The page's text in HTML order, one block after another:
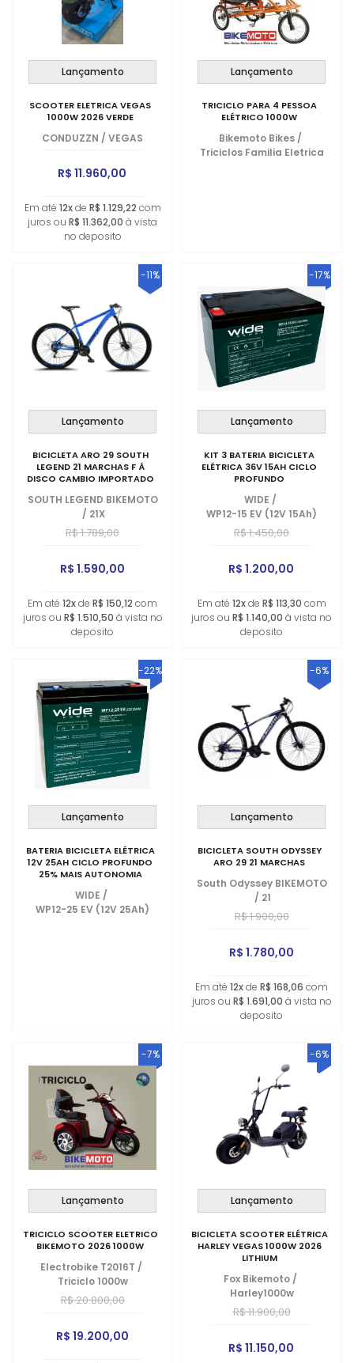
Lançamento
SCOOTER ELETRICA VEGAS
1000W 2026 VERDE
CONDUZZN / VEGAS
R$ 11.960,00
Em até 12xde R$ 1.129,22 com
juros ou R$ 11.362,00 à vista
no deposito
Lançamento
TRICICLO PARA 4 PESSOA
ELÉTRICO 1000W
Bikemoto Bikes /
Triciclos Familia Eletrica
-11%
Lançamento
BICICLETA ARO 29 SOUTH
LEGEND 21 MARCHAS F Á
DISCO CAMBIO IMPORTADO
SOUTH LEGEND BIKEMOTO
/ 21X
R$ 1.789,00
R$ 1.590,00
Em até 12xde R$ 150,12 com
juros ou R$ 1.510,50 à vista no
deposito
-17%
Lançamento
KIT 3 BATERIA BICICLETA
ELÉTRICA 36V 15AH CICLO
PROFUNDO
WIDE /
WP12-15 EV (12V 15Ah)
R$ 1.450,00
R$ 1.200,00
Em até 12xde R$ 113,30 com
juros ou R$ 1.140,00 à vista no
deposito
-22%
Lançamento
BATERIA BICICLETA ELÉTRICA
12V 25AH CICLO PROFUNDO
25% MAIS AUTONOMIA
WIDE /
WP12-25 EV (12V 25Ah)
-6%
Lançamento
BICICLETA SOUTH ODYSSEY
ARO 29 21 MARCHAS
South Odyssey BIKEMOTO
/ 21
R$ 1.900,00
R$ 1.780,00
Em até 12xde R$ 168,06 com
juros ou R$ 1.691,00 à vista no
deposito
-7%
Lançamento
TRICICLO SCOOTER ELETRICO
BIKEMOTO 2026 1000W
Electrobike T2016T /
Triciclo 1000w
R$ 20.800,00
R$ 19.200,00
-6%
Lançamento
BICICLETA SCOOTER ELÉTRICA
HARLEY VEGAS 1000W 2026
LITHIUM
Fox Bikemoto /
Harley1000w
R$ 11.900,00
R$ 11.150,00